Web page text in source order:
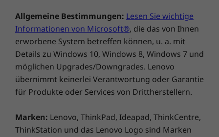
Allgemeine Bestimmungen: Lesen Sie wichtige
Informationen von Microsoft®, die das von Ihnen
erworbene System betreffen können, u. a. mit
Details zu Windows 10, Windows 8, Windows 7 und
möglichen Upgrades/Downgrades. Lenovo
übernimmt keinerlei Verantwortung oder Garantie
für Produkte oder Services von Drittherstellern.
Marken: Lenovo, ThinkPad, Ideapad, ThinkCentre,
ThinkStation und das Lenovo Logo sind Marken